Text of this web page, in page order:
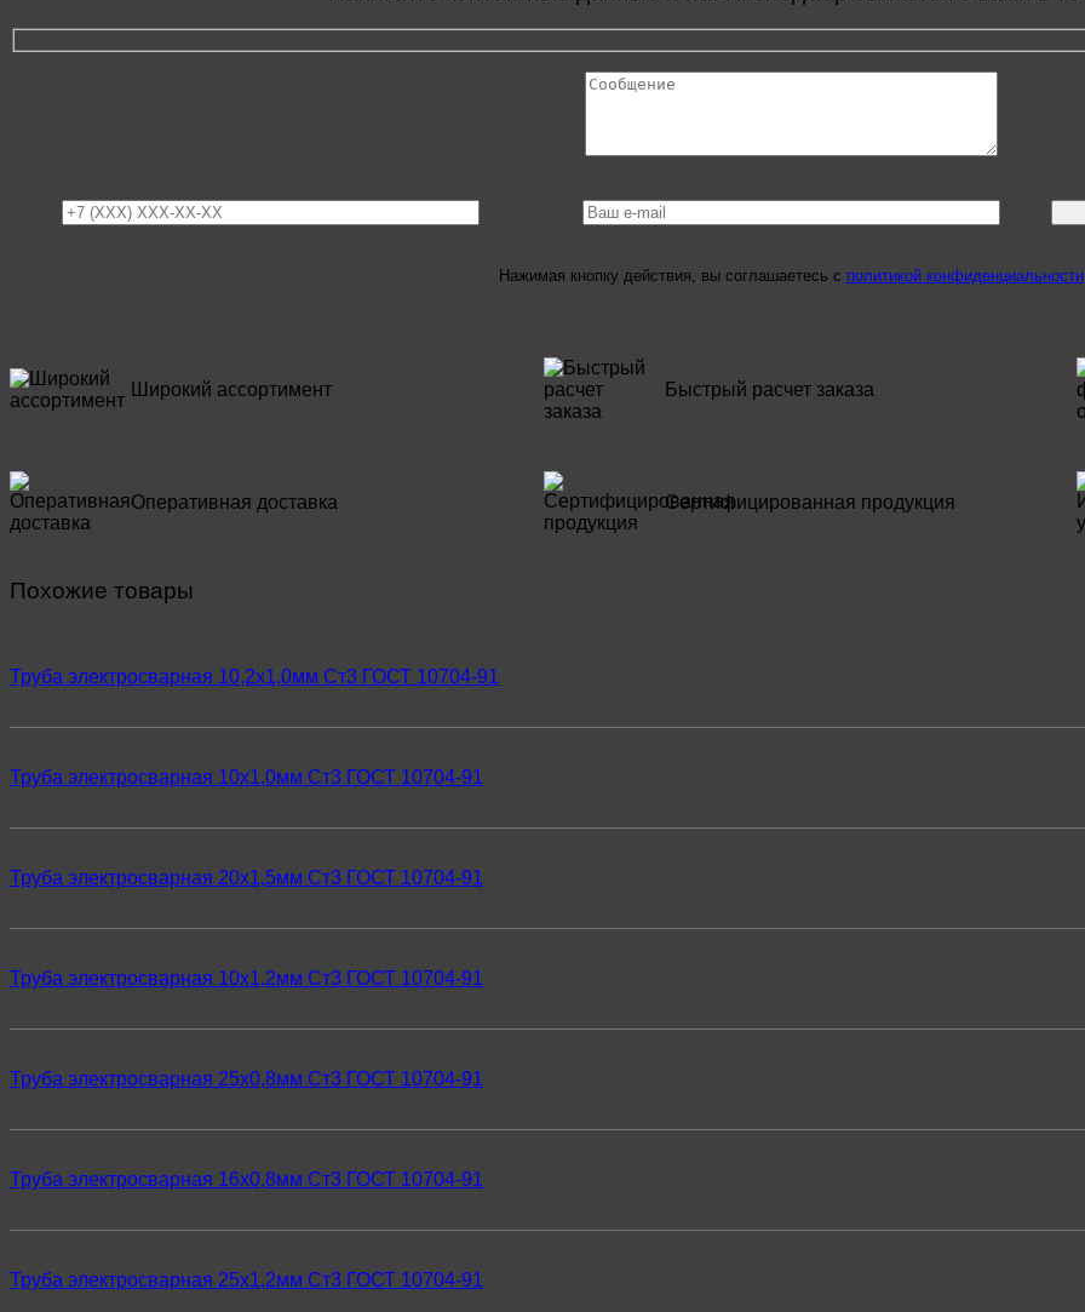
Нажимая кнопку действия, вы соглашаетесь с политикой конфиденциальности
Широкий ассортимент Быстрый расчет заказа
Оперативная доставка Сертифицированная продукция
Похожие товары
Труба электросварная 10,2х1,0мм Ст3 ГОСТ 10704-91
Труба электросварная 10х1,0мм Ст3 ГОСТ 10704-91
Труба электросварная 20х1,5мм Ст3 ГОСТ 10704-91
Труба электросварная 10х1,2мм Ст3 ГОСТ 10704-91
Труба электросварная 25х0,8мм Ст3 ГОСТ 10704-91
Труба электросварная 16х0,8мм Ст3 ГОСТ 10704-91
Труба электросварная 25х1,2мм Ст3 ГОСТ 10704-91